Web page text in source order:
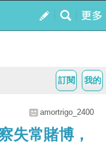
我的
訂閱
amortrigo_2400
失常賭博，